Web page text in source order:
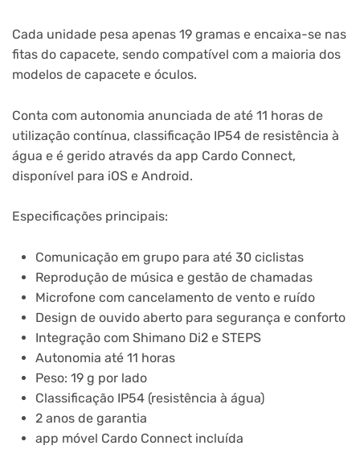
Cada unidade pesa apenas 19 gramas e encaixa-se nas
fitas do capacete, sendo compatível com a maioria dos
modelos de capacete e óculos.
Conta com autonomia anunciada de até 11 horas de
utilização contínua, classificação IP54 de resistência à
água e é gerido através da app Cardo Connect,
disponível para iOS e Android.
Especificações principais:
Comunicação em grupo para até 30 ciclistas
Reprodução de música e gestão de chamadas
Microfone com cancelamento de vento e ruído
Design de ouvido aberto para segurança e conforto
Integração com Shimano Di2 e STEPS
Autonomia até 11 horas
Peso: 19 g por lado
Classificação IP54 (resistência à água)
2 anos de garantia
app móvel Cardo Connect incluída